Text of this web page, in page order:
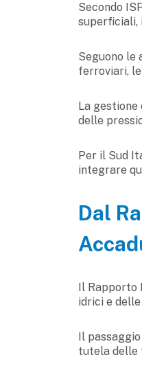
Secondo
Seguono le
ferroviari,
La
delle
Per il Sud
integrare
Dal
Il Rapporto
idrici e
Il
tutela delle